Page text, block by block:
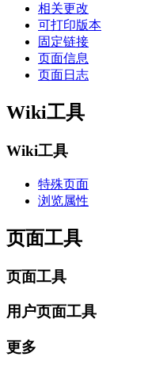
相关更改
可打印版本
固定链接
页面信息
页面日志
Wiki工具
Wiki工具
特殊页面
浏览属性
页面工具
页面工具
用户页面工具
更多